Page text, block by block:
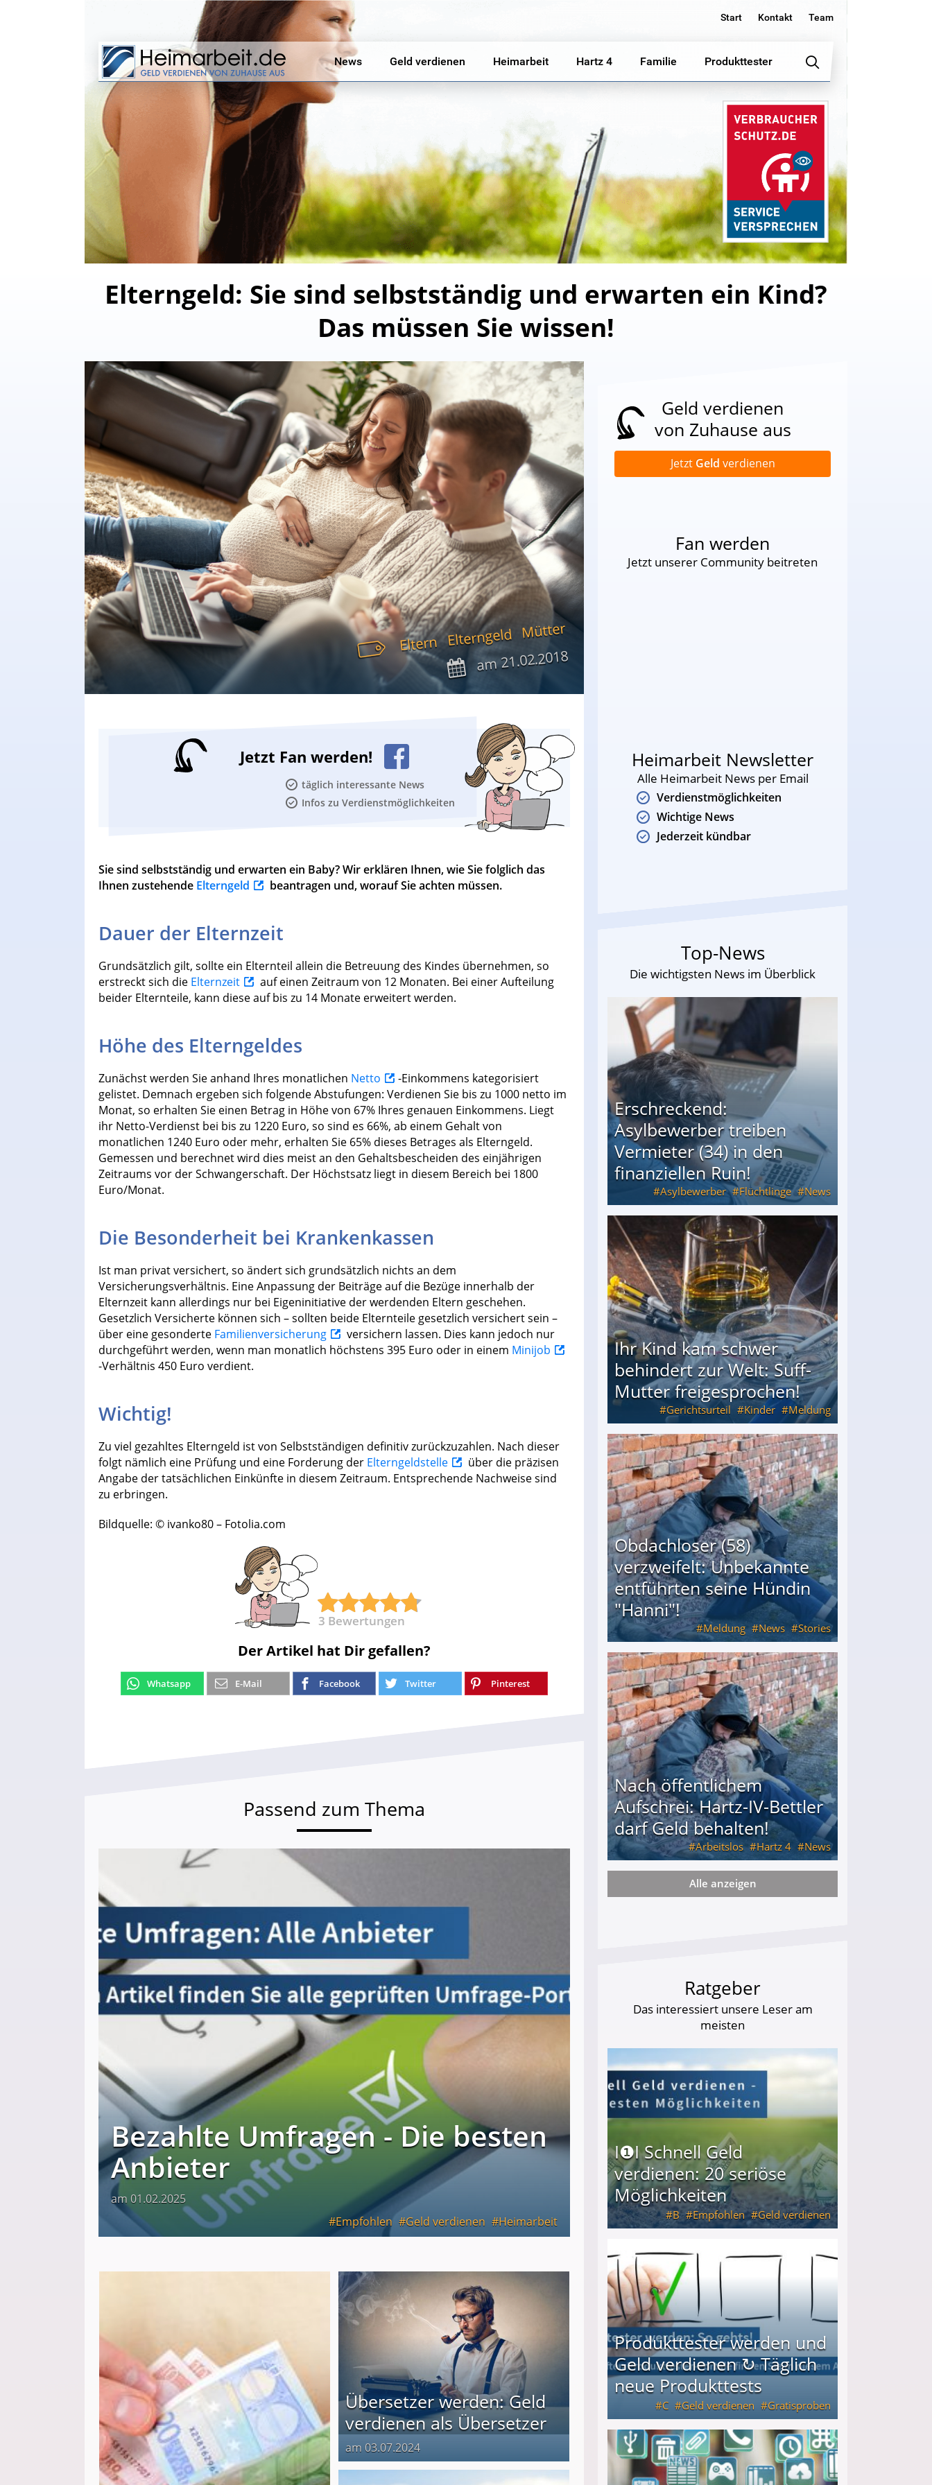
Start Kontakt Team
News Geld verdienen Heimarbeit Hartz 4 Familie Produkttester
Elterngeld: Sie sind selbstständig und erwarten ein Kind?
Das müssen Sie wissen!
Eltern Elterngeld Mütter
am21.02.2018
Jetzt Fan werden!
täglich interessante News
Infos zu Verdienstmöglichkeiten
Sie sind selbstständig und erwarten ein Baby? Wir erklären Ihnen, wie Sie folglich das
Ihnen zustehende Elterngeld beantragen und, worauf Sie achten müssen.
Dauer der Elternzeit
Grundsätzlich gilt, sollte ein Elternteil allein die Betreuung des Kindes übernehmen, so
erstreckt sich die Elternzeit
auf einen Zeitraum von 12 Monaten. Bei einer Aufteilung
beider Elternteile, kann diese auf bis zu 14 Monate erweitert werden.
Höhe des Elterngeldes
Zunächst werden Sie anhand Ihres monatlichen Netto
-Einkommens kategorisiert
gelistet. Demnach ergeben sich folgende Abstufungen: Verdienen Sie bis zu 1000 netto im
Monat, so erhalten Sie einen Betrag in Höhe von 67% Ihres genauen Einkommens. Liegt
ihr Netto-Verdienst bei bis zu 1220 Euro, so sind es 66%, ab einem Gehalt von
monatlichen 1240 Euro oder mehr, erhalten Sie 65% dieses Betrages als Elterngeld.
Gemessen und berechnet wird dies meist an den Gehaltsbescheiden des einjährigen
Zeitraums vor der Schwangerschaft. Der Höchstsatz liegt in diesem Bereich bei 1800
Euro/Monat.
Die Besonderheit bei Krankenkassen
Ist man privat versichert, so ändert sich grundsätzlich nichts an dem
Versicherungsverhältnis. Eine Anpassung der Beiträge auf die Bezüge innerhalb der
Elternzeit kann allerdings nur bei Eigeninitiative der werdenden Eltern geschehen.
Gesetzlich Versicherte können sich – sollten beide Elternteile gesetzlich versichert sein –
über eine gesonderte Familienversicherung
versichern lassen. Dies kann jedoch nur
durchgeführt werden, wenn man monatlich höchstens 395 Euro oder in einem Minijob
-Verhältnis 450 Euro verdient.
Wichtig!
Zu viel gezahltes Elterngeld ist von Selbstständigen definitiv zurückzuzahlen. Nach dieser
folgt nämlich eine Prüfung und eine Forderung der Elterngeldstelle
über die präzisen
Angabe der tatsächlichen Einkünfte in diesem Zeitraum. Entsprechende Nachweise sind
zu erbringen.
Bildquelle: © ivanko80 – Fotolia.com
3 Bewertungen
Der Artikel hat Dir gefallen?
Whatsapp E-Mail Facebook Twitter Pinterest
Passend zum Thema
Bezahlte Umfragen - Die besten
Anbieter
am 01.02.2025
Empfohlen
Geld verdienen Heimarbeit
Übersetzer werden: Geld
verdienen als Übersetzer
am 03.07.2024
Geld verdienen
von Zuhause aus
Jetzt Geld verdienen
Fan werden
Jetzt unserer Community beitreten
Heimarbeit Newsletter
Alle Heimarbeit News per Email
Verdienstmöglichkeiten
Wichtige News
Jederzeit kündbar
Top-News
Die wichtigsten News im Überblick
Erschreckend:
Asylbewerber treiben
Vermieter (34) in den
finanziellen Ruin!
Asylbewerber Flüchtlinge News
Erschreckend: Asylbewerber treiben Vermieter (34) in den finanziellen Ruin!
Ihr Kind kam schwer
behindert zur Welt: Suff-
Mutter freigesprochen!
Gerichtsurteil Kinder Meldung
Ihr Kind kam schwer behindert zur Welt: Suff-Mutter freigesprochen!
Obdachloser (58)
verzweifelt: Unbekannte
entführten seine Hündin
"Hanni"!
Meldung News Stories
Obdachloser (58) verzweifelt: Unbekannte entführten seine Hündin "Hanni"!
Nach öffentlichem
Aufschrei: Hartz-IV-Bettler
darf Geld behalten!
Arbeitslos Hartz 4 News
Nach öffentlichem Aufschrei: Hartz-IV-Bettler darf Geld behalten!
Alle anzeigen
Ratgeber
Das interessiert unsere Leser am
meisten
I❶I Schnell Geld
verdienen: 20 seriöse
Möglichkeiten
B Empfohlen Geld verdienen
I❶I Schnell Geld verdienen: 20 seriöse Möglichkeiten
Produkttester werden und
Geld verdienen ↻ Täglich
neue Produkttests
C Geld verdienen Gratisproben
Produkttester werden und Geld verdienen ↻ Täglich neue Produkttests